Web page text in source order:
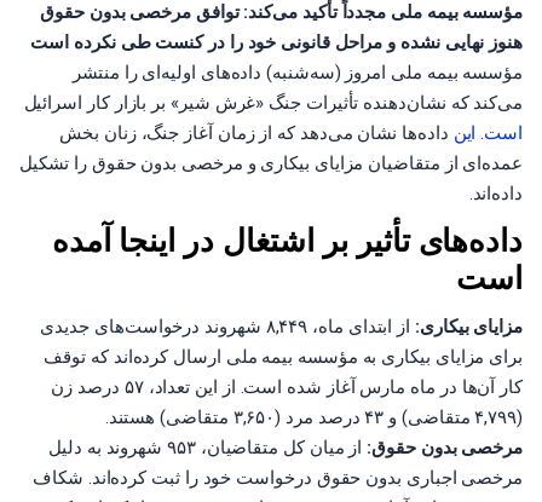
مؤسسه بیمه ملی مجدداً تأکید می‌کند: توافق مرخصی بدون حقوق
هنوز نهایی نشده و مراحل قانونی خود را در کنست طی نکرده است
مؤسسه بیمه ملی امروز (سه‌شنبه) داده‌های اولیه‌ای را منتشر
می‌کند که نشان‌دهنده تأثیرات جنگ «غرش شیر» بر بازار کار اسرائیل
است. این داده‌ها نشان می‌دهد که از زمان آغاز جنگ، زنان بخش
عمده‌ای از متقاضیان مزایای بیکاری و مرخصی بدون حقوق را تشکیل
داده‌اند.
داده‌های تأثیر بر اشتغال در اینجا آمده
است
مزایای بیکاری:
از ابتدای ماه، ۸,۴۴۹ شهروند درخواست‌های جدیدی
برای مزایای بیکاری به مؤسسه بیمه ملی ارسال کرده‌اند که توقف
کار آن‌ها در ماه مارس آغاز شده است. از این تعداد، ۵۷ درصد زن
(۴,۷۹۹ متقاضی) و ۴۳ درصد مرد (۳,۶۵۰ متقاضی) هستند.
مرخصی بدون حقوق:
از میان کل متقاضیان، ۹۵۳ شهروند به دلیل
مرخصی اجباری بدون حقوق درخواست خود را ثبت کرده‌اند. شکاف